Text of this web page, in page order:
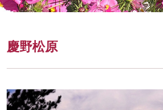
慶野松原